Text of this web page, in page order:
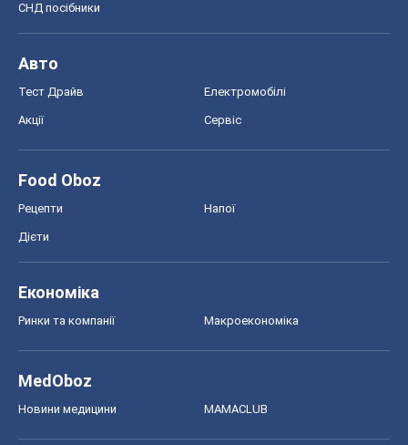
СНД посібники
Авто
Тест Драйв Електромобілі
Акції Сервіс
Food Oboz
Рецепти Напої
Дієти
Економіка
Ринки та компанії Макроекономіка
MedOboz
Новини медицини MAMACLUB